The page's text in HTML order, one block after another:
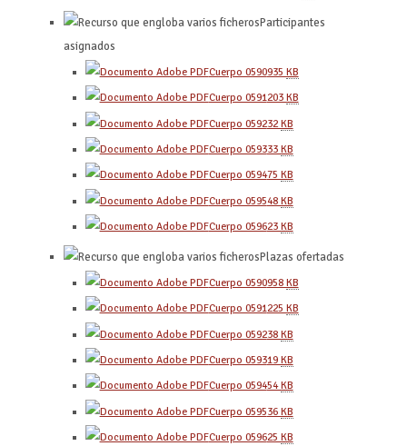
Participantes
asignados
Cuerpo 0590935 KB
Cuerpo 0591203 KB
Cuerpo 059232 KB
Cuerpo 059333 KB
Cuerpo 059475 KB
Cuerpo 059548 KB
Cuerpo 059623 KB
Plazas ofertadas
Cuerpo 0590958 KB
Cuerpo 0591225 KB
Cuerpo 059238 KB
Cuerpo 059319 KB
Cuerpo 059454KB
Cuerpo 059536 KB
Cuerpo 059625 KB